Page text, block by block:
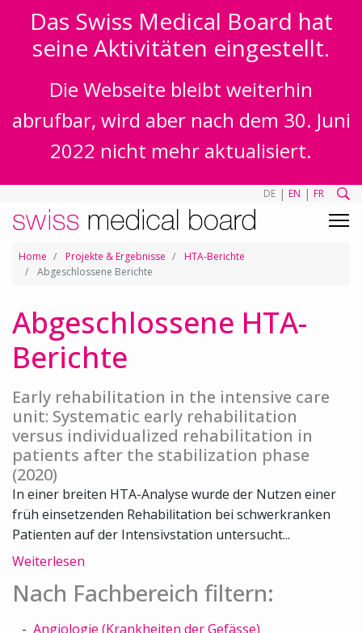
Das Swiss Medical Board hat
seine Aktivitäten eingestellt.
Die Webseite bleibt weiterhin
abrufbar, wird aber nach dem 30. Juni
2022 nicht mehr aktualisiert.
DE | EN | FR
Home Projekte & Ergebnisse
HTA-Berichte
Abgeschlossene Berichte
Abgeschlossene HTA-
Berichte
Early rehabilitation in the intensive care
unit: Systematic early rehabilitation
versus individualized rehabilitation in
patients after the stabilization phase
(2020)
In einer breiten HTA-Analyse wurde der Nutzen einer
früh einsetzenden Rehabilitation bei schwerkranken
Patienten auf der Intensivstation untersucht...
Weiterlesen
Nach Fachbereich filtern:
Angiologie (Krankheiten der Gefässe)